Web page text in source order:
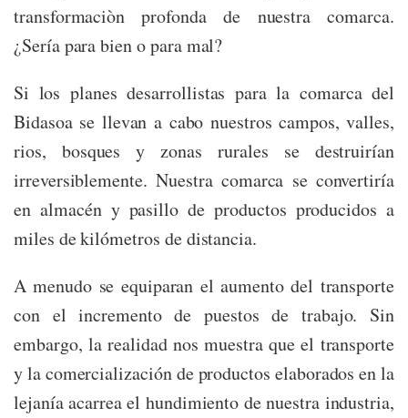
transformaciòn profonda de nuestra comarca.
¿Sería para bien o para mal?
Si los planes desarrollistas para la comarca del
Bidasoa se llevan a cabo nuestros campos, valles,
rios, bosques y zonas rurales se destruirían
irreversiblemente. Nuestra comarca se convertiría
en almacén y pasillo de productos producidos a
miles de kilómetros de distancia.
A menudo se equiparan el aumento del transporte
con el incremento de puestos de trabajo. Sin
embargo, la realidad nos muestra que el transporte
y la comercialización de productos elaborados en la
lejanía acarrea el hundimiento de nuestra industria,